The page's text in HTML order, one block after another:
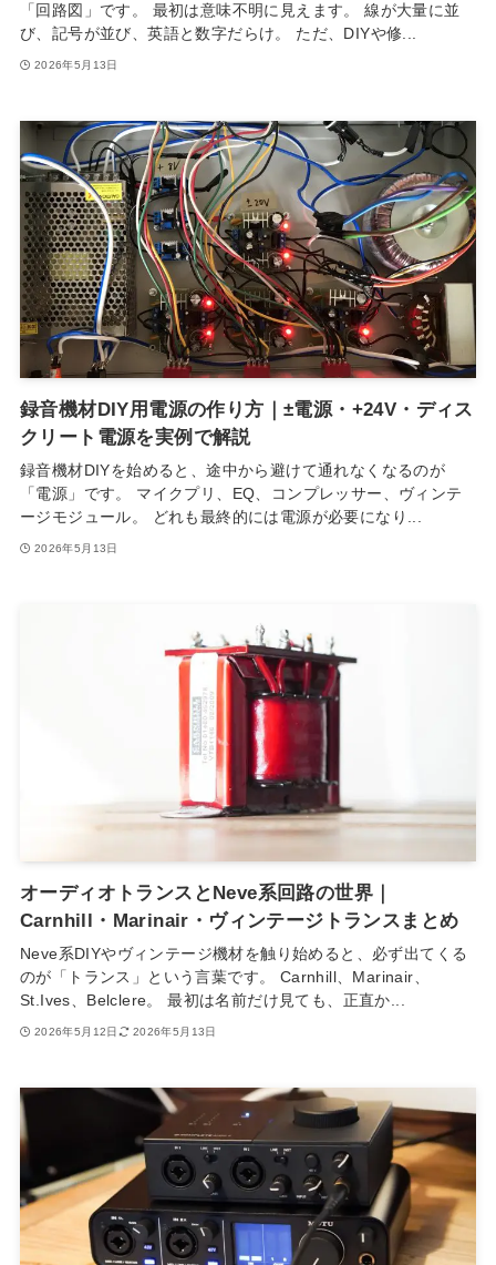
「回路図」です。 最初は意味不明に見えます。 線が大量に並
び、記号が並び、英語と数字だらけ。 ただ、DIYや修...
2026年5月13日
録音機材DIY用電源の作り方｜±電源・+24V・ディス
クリート電源を実例で解説
録音機材DIYを始めると、途中から避けて通れなくなるのが
「電源」です。 マイクプリ、EQ、コンプレッサー、ヴィンテ
ージモジュール。 どれも最終的には電源が必要になり...
2026年5月13日
オーディオトランスとNeve系回路の世界｜
Carnhill・Marinair・ヴィンテージトランスまとめ
Neve系DIYやヴィンテージ機材を触り始めると、必ず出てくる
のが「トランス」という言葉です。 Carnhill、Marinair、
St.Ives、Belclere。 最初は名前だけ見ても、正直か...
2026年5月12日 2026年5月13日